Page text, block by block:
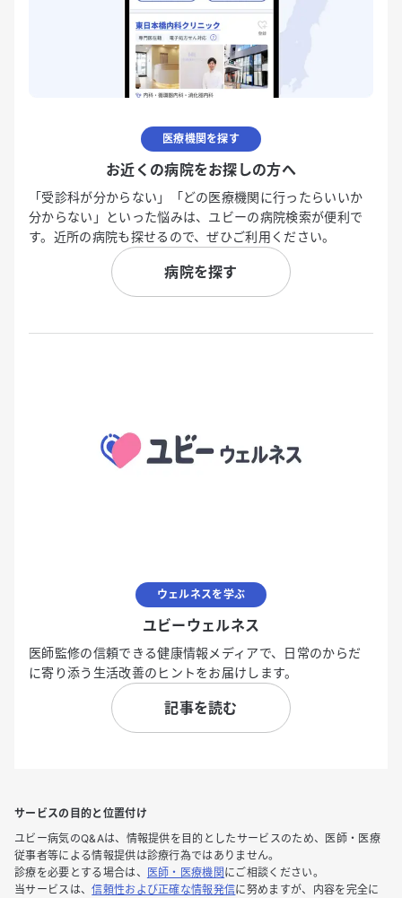
医療機関を探す
お近くの病院をお探しの方へ
「受診科が分からない」「どの医療機関に行ったらいいか
分からない」といった悩みは、ユビーの病院検索が便利で
す。近所の病院も探せるので、ぜひご利用ください。
病院を探す
ウェルネスを学ぶ
ユビーウェルネス
医師監修の信頼できる健康情報メディアで、日常のからだ
に寄り添う生活改善のヒントをお届けします。
記事を読む
サービスの目的と位置付け
ユビー病気のQ&Aは、情報提供を目的としたサービスのため、医師・医療
従事者等による情報提供は診療行為ではありません。
診療を必要とする場合は、
医師・医療機関 にご相談ください。
当サービスは、信頼性および正確な情報発信に努めますが、内容を完全に